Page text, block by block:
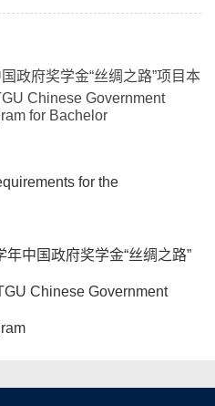
政府奖学金“丝绸之路”项目本
Chinese Government
for Bachelor
for the
中国政府奖学金“丝绸之路”
Chinese Government